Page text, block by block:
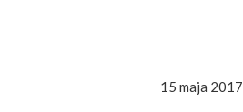
15 maja 2017